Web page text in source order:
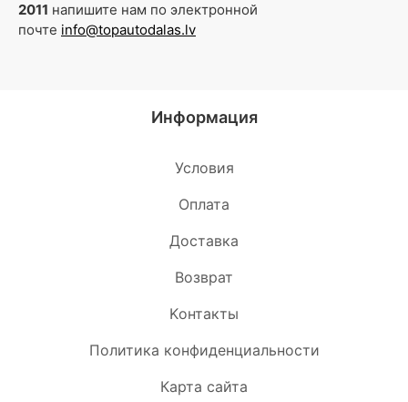
2011 напишите нам по электронной
почте info@topautodalas.lv
Информация
Условия
Oплата
Доставка
Возврат
Kонтакты
Политика конфиденциальности
Карта сайта